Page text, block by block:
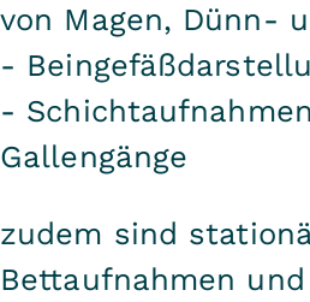
von Magen, Dünn-
-
-
Gallengänge
zudem sind
Bettaufnahmen